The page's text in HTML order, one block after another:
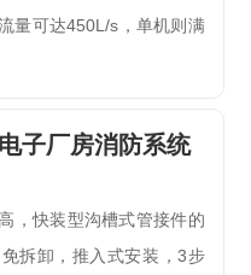
量可达450L/s，单机则满
子厂房消防系统
，快装型沟槽式管接件的
拆卸，推入式安装，3步